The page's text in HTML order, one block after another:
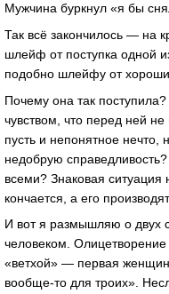
Мужчина буркнул «я бы
Так всё закончилось — на
шлейф от поступка одной
подобно шлейфу от
Почему она так
чувством, что перед ней
пусть и непонятное нечто,
недобрую
всеми? Знаковая
кончается, а его
И вот я размышляю о двух
человеком.
«ветхой» — первая
вообще-то для троих».